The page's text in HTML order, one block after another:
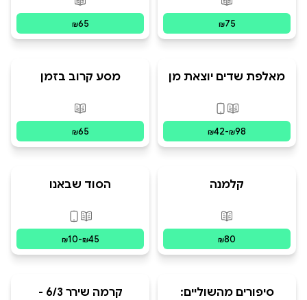
פורמטים זמינים
₪75
פורמטים זמינים
₪65
מאלפת שדים יוצאת מן
פורמטים זמינים
מודפס, דיגיטלי
₪42-₪98
מסע קרוב בזמן
פורמטים זמינים
₪65
קלמנה
פורמטים זמינים
₪80
הסוד שבאנו
פורמטים זמינים
₪10-₪45
סיפורים מהשוליים:
קרמה שירר 6/3 -